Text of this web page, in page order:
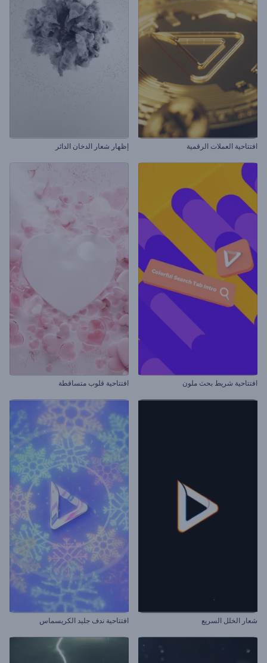
افتتاحية العملات الرقمية إظهار شعار الدخان الدائر
افتتاحية شريط بحث ملون افتتاحية قلوب متساقطة
شعار الخلل السريع افتتاحية ندف جليد الكريسماس